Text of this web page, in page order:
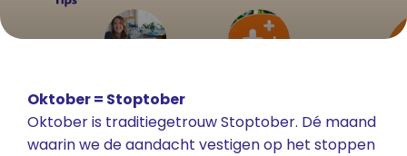
Oktober = Stoptober
Oktober is traditiegetrouw Stoptober. Dé maand
waarin we de aandacht vestigen op het stoppen